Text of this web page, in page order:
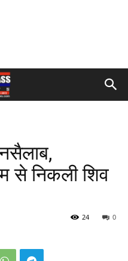
से निकली शिव
0
24